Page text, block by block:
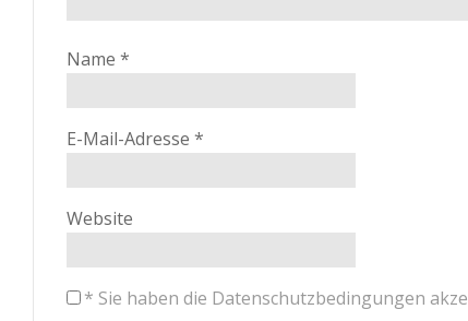
Name *
E-Mail-Adresse *
Website
* Sie haben die Datenschutzbedingungen